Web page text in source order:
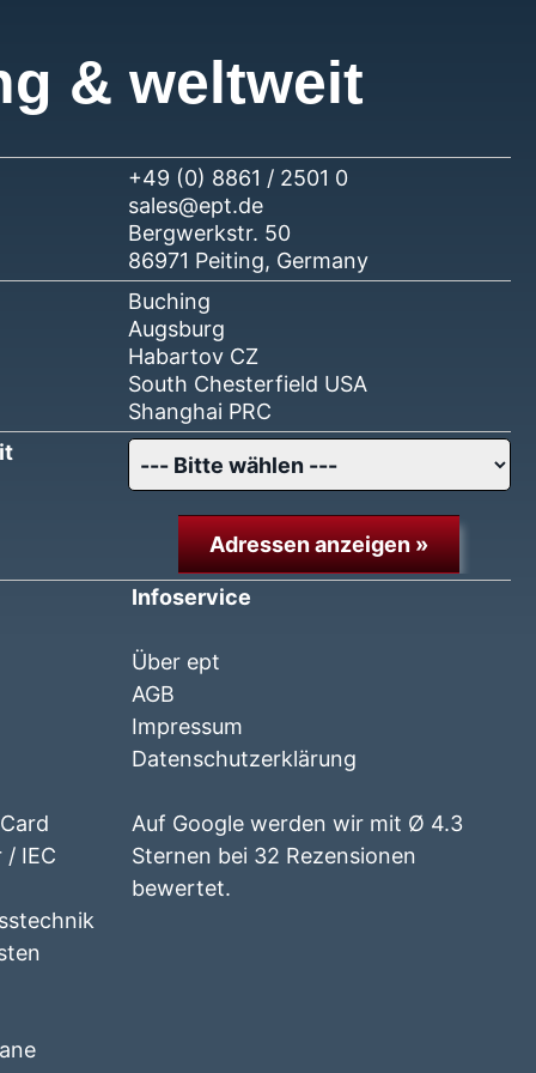
& weltweit
+49 (0) 8861 / 2501 0
sales@ept.de
Bergwerkstr. 50
86971 Peiting, Germany
Buching
Augsburg
Habartov CZ
South Chesterfield USA
Shanghai PRC
Adressen anzeigen »
/ IEC
Infoservice
Über ept
AGB
Impressum
Datenschutzerklärung
Auf Google werden wir mit Ø 4.3
Sternen bei 32 Rezensionen
bewertet.